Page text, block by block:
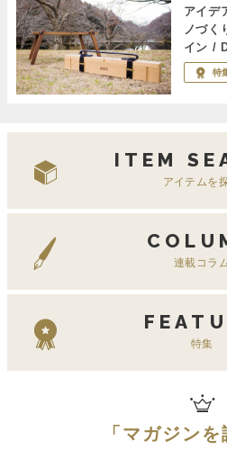
アイデ
ノづく
イン /
特
ITEM
アイテムを
連載コラ
特集
「 マガジンを